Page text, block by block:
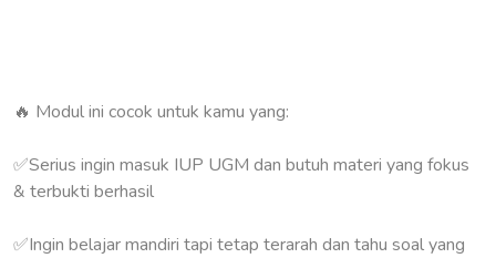
🔥 Modul ini cocok untuk kamu yang:
✅Serius ingin masuk IUP UGM dan butuh materi yang fokus
& terbukti berhasil
✅️Ingin belajar mandiri tapi tetap terarah dan tahu soal yang